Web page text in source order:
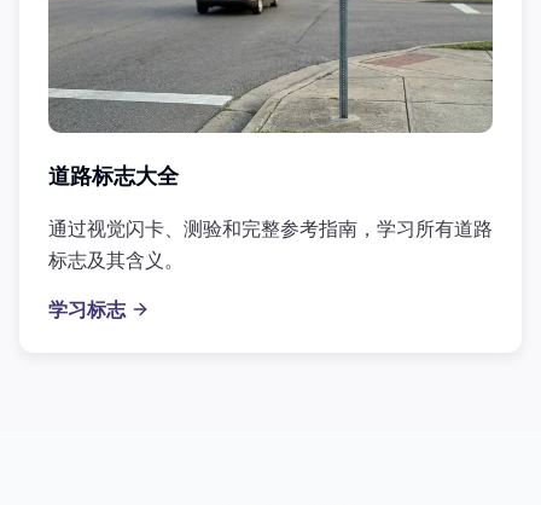
道路标志大全
通过视觉闪卡、测验和完整参考指南，学习所有道路
标志及其含义。
学习标志